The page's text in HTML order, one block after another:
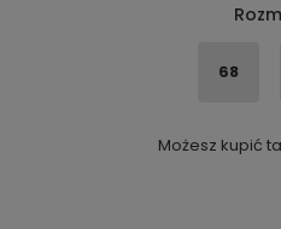
68
Możesz kupić